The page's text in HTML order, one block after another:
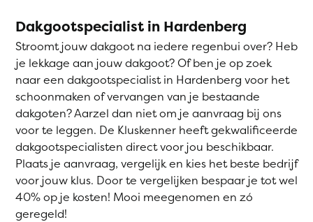
Dakgootspecialist in Hardenberg
Stroomt jouw dakgoot na iedere regenbui over? Heb
je lekkage aan jouw dakgoot? Of ben je op zoek
naar een dakgootspecialist in Hardenberg voor het
schoonmaken of vervangen van je bestaande
dakgoten? Aarzel dan niet om je aanvraag bij ons
voor te leggen. De Kluskenner heeft gekwalificeerde
dakgootspecialisten direct voor jou beschikbaar.
Plaats je aanvraag, vergelijk en kies het beste bedrijf
voor jouw klus. Door te vergelijken bespaar je tot wel
40% op je kosten! Mooi meegenomen en zó
geregeld!